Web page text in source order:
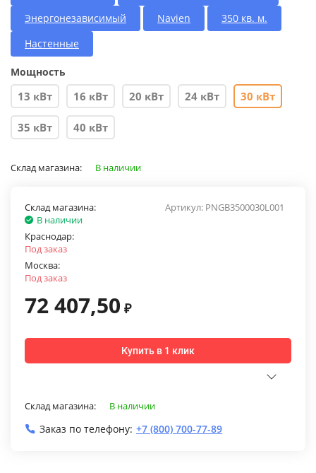
Энергонезависимый
Navien
350 кв. м.
Настенные
Мощность
13 кВт 16 кВт 20 кВт 24 кВт 30 кВт
35 кВт 40 кВт
Склад магазина: В наличии
Артикул: PNGB3500030L001
Склад магазина:
В наличии
Краснодар:
Под заказ
Москва:
Под заказ
72 407,50 ₽
Купить в 1 клик
Склад магазина: В наличии
Заказ по телефону: +7 (800) 700-77-89